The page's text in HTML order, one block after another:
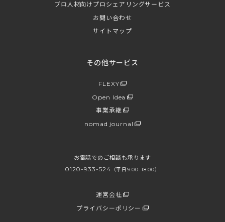
プロ人材向けプロシェアリングサービス
お問い合わせ
サイトマップ
その他サービス
FLEXY
Open Idea
事業承継
nomad journal
お電話でのご相談も承ります
0120-933-524 （平日9:00-18:00）
運営会社
プライバシーポリシー